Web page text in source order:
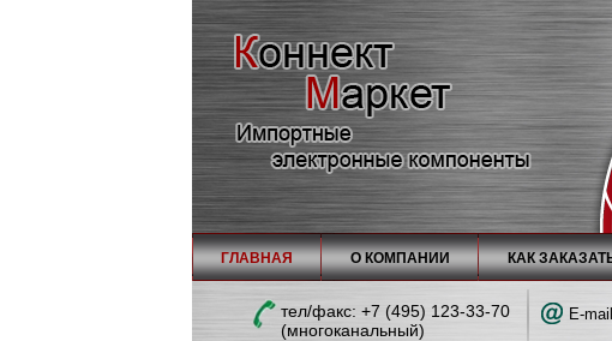
ГЛАВНАЯ О КОМПАНИИ КАК
тел/факc: +7 (495) 123-33-70
(многоканальный)
E-